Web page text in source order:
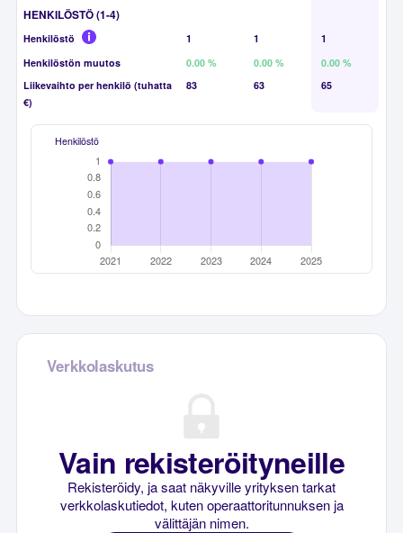
HENKILÖSTÖ (1-4)
Henkilöstö 1 1
1
Henkilöstön muutos
0.00 % 0.00 %
0.00 %
Liikevaihto per henkilö (tuhatta
€)
83 63 65
Henkilöstö
Verkkolaskutus
Vain rekisteröityneille
Rekisteröidy, ja saat näkyville yrityksen tarkat
verkkolaskutiedot, kuten operaattoritunnuksen ja
välittäjän nimen.